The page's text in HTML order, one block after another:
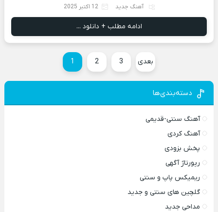
آهنگ جدید 12 اکتبر 2025
ادامه مطلب + دانلود ...
1 2 3 بعدی
دسته‌بندی‌ها
آهنگ سنتی-قدیمی
آهنگ کردی
پخش بزودی
رپورتاژ آگهی
ریمیکس پاپ و سنتی
گلچین های سنتی و جدید
مداحی جدید